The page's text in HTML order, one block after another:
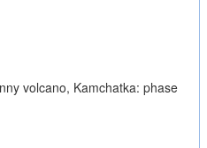
volcano, Kamchatka: phase